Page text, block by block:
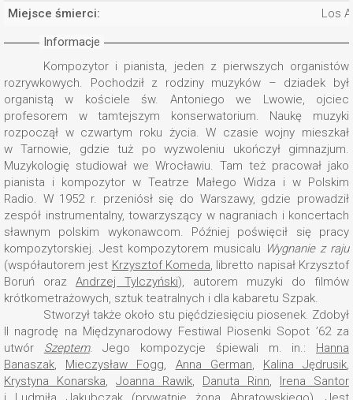
Miejsce śmierci:
Los
Informacje
Kompozytor i pianista, jeden z pierwszych organistów
rozrywkowych. Pochodził z rodziny muzyków – dziadek był
organistą w kościele św. Antoniego we Lwowie, ojciec
profesorem w tamtejszym konserwatorium. Naukę muzyki
rozpoczął w czwartym roku życia. W czasie wojny mieszkał
w Tarnowie, gdzie tuż po wyzwoleniu ukończył gimnazjum.
Muzykologię studiował we Wrocławiu. Tam też pracował jako
pianista i kompozytor w Teatrze Małego Widza i w Polskim
Radio. W 1952 r. przeniósł się do Warszawy, gdzie prowadził
zespół instrumentalny, towarzyszący w nagraniach i koncertach
sławnym polskim wykonawcom. Później poświęcił się pracy
kompozytorskiej. Jest kompozytorem musicalu Wygnanie z raju
(współautorem jest Krzysztof Komeda, libretto napisał Krzysztof
Boruń oraz Andrzej Tylczyński), autorem muzyki do filmów
krótkometrażowych, sztuk teatralnych i dla kabaretu Szpak.
Stworzył także około stu pięćdziesięciu piosenek. Zdobył
II nagrodę na Międzynarodowy Festiwal Piosenki Sopot ’62 za
utwór Szeptem. Jego kompozycje śpiewali m. in.: Hanna
Banaszak, Mieczysław Fogg, Anna German, Kalina Jędrusik,
Krystyna Konarska, Joanna Rawik, Danuta Rinn, Irena Santor